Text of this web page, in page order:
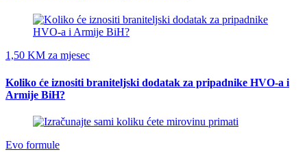
1,50 KM za mjesec
Koliko će iznositi braniteljski dodatak za pripadnike HVO-a i
Armije BiH?
Evo formule